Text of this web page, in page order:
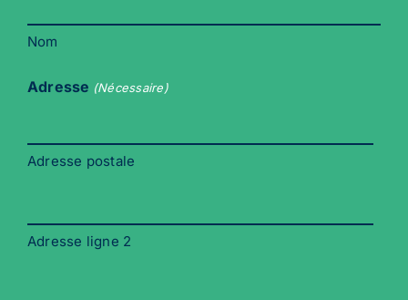
Nom
Adresse (Nécessaire)
Adresse postale
Adresse ligne 2